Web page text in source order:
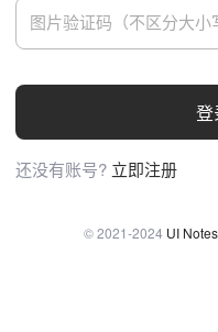
登
还没有账号? 立即注册
© 2021-2024 UI Notes